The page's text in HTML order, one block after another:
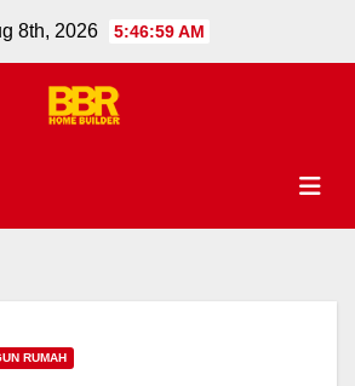
8th, 2026 5:46:59 AM
RUMAH